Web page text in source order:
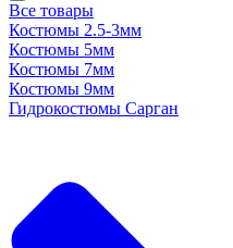
Все товары
Костюмы 2.5-3мм
Костюмы 5мм
Костюмы 7мм
Костюмы 9мм
Гидрокостюмы Сарган